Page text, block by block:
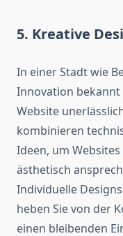
5. Kreative
In einer Stadt wie
Innovation bekannt
Website
kombinieren
Ideen, um
ästhetisch
Individuelle
heben Sie von der
einen bleibenden